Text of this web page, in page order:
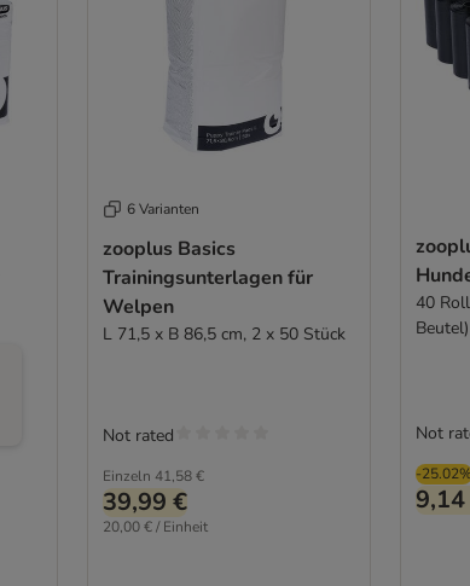
6 Varianten
zooplus Basics
Trainingsunterlagen für
Welpen
L 71,5 x B 86,5 cm, 2 x 50 Stück
Einzeln 41,58 €
39,99 €
20,00 € / Einheit
Not rated
40
Beutel)
-
Not